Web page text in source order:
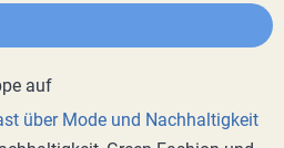
über Mode und Nachhaltigkeit